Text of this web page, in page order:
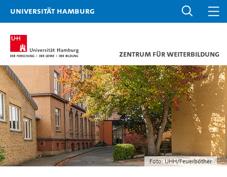
Universität Hamburg
Zentrum für Weiterbildung
Foto: UHH/Feuerböther